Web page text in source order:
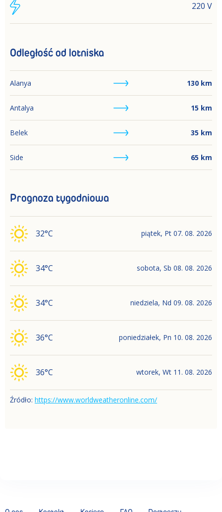
220 V
Odległość od lotniska
Alanya 130 km
Antalya 15 km
Belek 35 km
Side 65 km
Prognoza tygodniowa
32°C piątek, Pt 07. 08. 2026
34°C sobota, Sb 08. 08. 2026
34°C niedziela, Nd 09. 08. 2026
36°C poniedziałek, Pn 10. 08. 2026
36°C wtorek, Wt 11. 08. 2026
Źródło: https://www.worldweatheronline.com/